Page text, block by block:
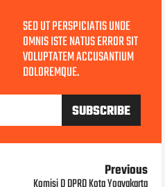
SED UT PERSPICIATIS UNDE
OMNIS ISTE NATUS ERROR SIT
VOLUPTATEM ACCUSANTIUM
DOLOREMQUE.
Previous